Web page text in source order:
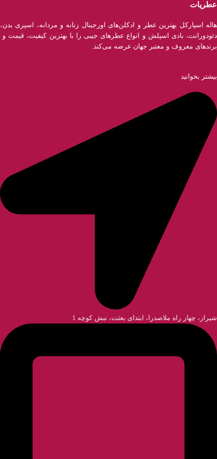
عطریات
هاله اسپارکل بهترین عطر و ادکلن‌های اورجینال زنانه و مردانه، اسپری بدن،
دئودورانت، بادی اسپلش و انواع عطر‌های جیبی را با بهترین کیفیت، قیمت و
برندهای معروف و معتبر جهان عرضه می‌کند.
بیشتر بخوانید
شیراز، چهار راه ملاصدرا، ابتدای بعثت، نبش کوچه 1